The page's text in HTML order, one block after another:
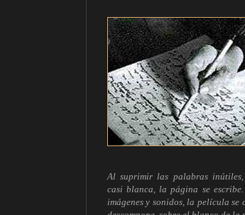
Al suprimir las palabras
casi blanca, la página se
imágenes y sonidos, la película se